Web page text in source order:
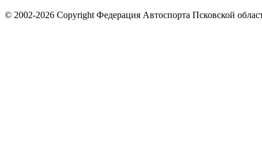
© 2002-2026 Copyright Федерация Автоспорта Псковской